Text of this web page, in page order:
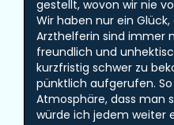
gestellt, wovon wir nie
Wir haben nur ein
Arzthelferin sind immer
freundlich und
kurzfristig schwer zu
pünktlich aufgerufen.
Atmosphäre, dass man
würde ich jedem weiter